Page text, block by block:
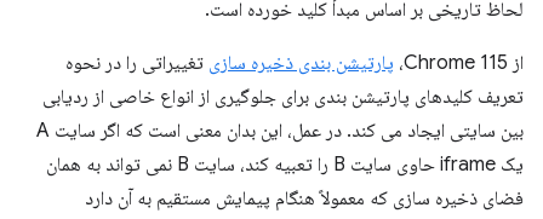
لحاظ تاریخی بر اساس مبدأ کلید خورده است.
از Chrome 115، پارتیشن بندی ذخیره سازی تغییراتی را در نحوه
تعریف کلیدهای پارتیشن بندی برای جلوگیری از انواع خاصی از ردیابی
بین سایتی ایجاد می کند. در عمل، این بدان معنی است که اگر سایت A
یک iframe حاوی سایت B را تعبیه کند، سایت B نمی تواند به همان
فضای ذخیره سازی که معمولاً هنگام پیمایش مستقیم به آن دارد